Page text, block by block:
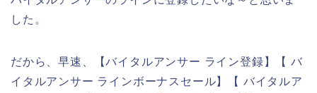
した。
だから、早速、【バイタルアンサー ライン登録】【 バ
イタルアンサー ラインボーナスセール】【 バイタルア